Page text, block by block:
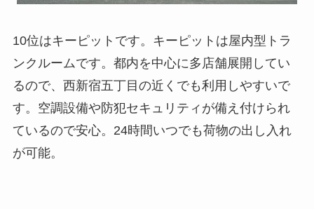
10位はキーピットです。キーピットは屋内型トラ
ンクルームです。都内を中心に多店舗展開してい
るので、西新宿五丁目の近くでも利用しやすいで
す。空調設備や防犯セキュリティが備え付けられ
ているので安心。24時間いつでも荷物の出し入れ
が可能。